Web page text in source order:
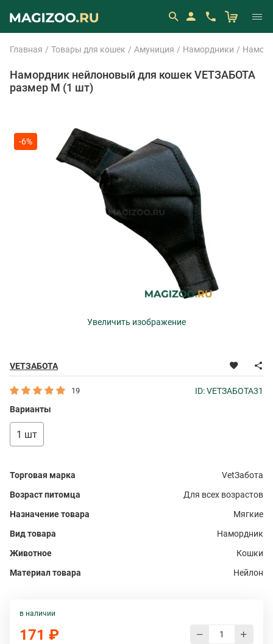
Главная Товары для кошек Амуниция Намордники
Намордник нейлоновый для кошек VETЗАБОТА
размер M (1 шт)
VETЗАБОТА
-6%
Увеличить изображение
19
ID: VETЗАБОТА31
Варианты
1 шт
Торговая марка
VetЗабота
Возраст питомца
Для всех возрастов
Назначение товара
Мягкие
Вид товара
Намордник
Животное
Кошки
Материал товара
Нейлон
в наличии
171 ₽